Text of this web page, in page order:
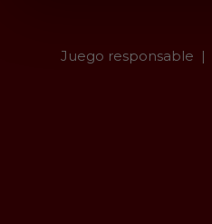
Juego responsable